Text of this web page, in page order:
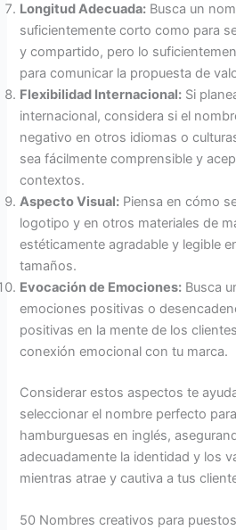
Longitud Adecuada: Busca un
suficientemente corto como para
y compartido, pero lo
para comunicar la propuesta de
Flexibilidad Internacional: Si
internacional, considera si el
negativo en otros idiomas o
sea fácilmente comprensible y
contextos.
Aspecto Visual: Piensa en cómo
logotipo y en otros materiales de
estéticamente agradable y legible
tamaños.
Evocación de Emociones: Busca
emociones positivas o
positivas en la mente de los
conexión emocional con tu marca.
Considerar estos aspectos te
seleccionar el nombre perfecto
hamburguesas en inglés,
adecuadamente la identidad y los
mientras atrae y cautiva a tus
50 Nombres creativos para